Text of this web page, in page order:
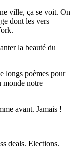
ville, ça se voit. On
dont les vers
la beauté du
longs poèmes pour
monde notre
avant. Jamais !
deals. Elections.